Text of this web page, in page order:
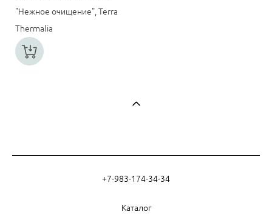
"Нежное очищение", Terra
Thermalia
+7-983-174-34-34
Каталог